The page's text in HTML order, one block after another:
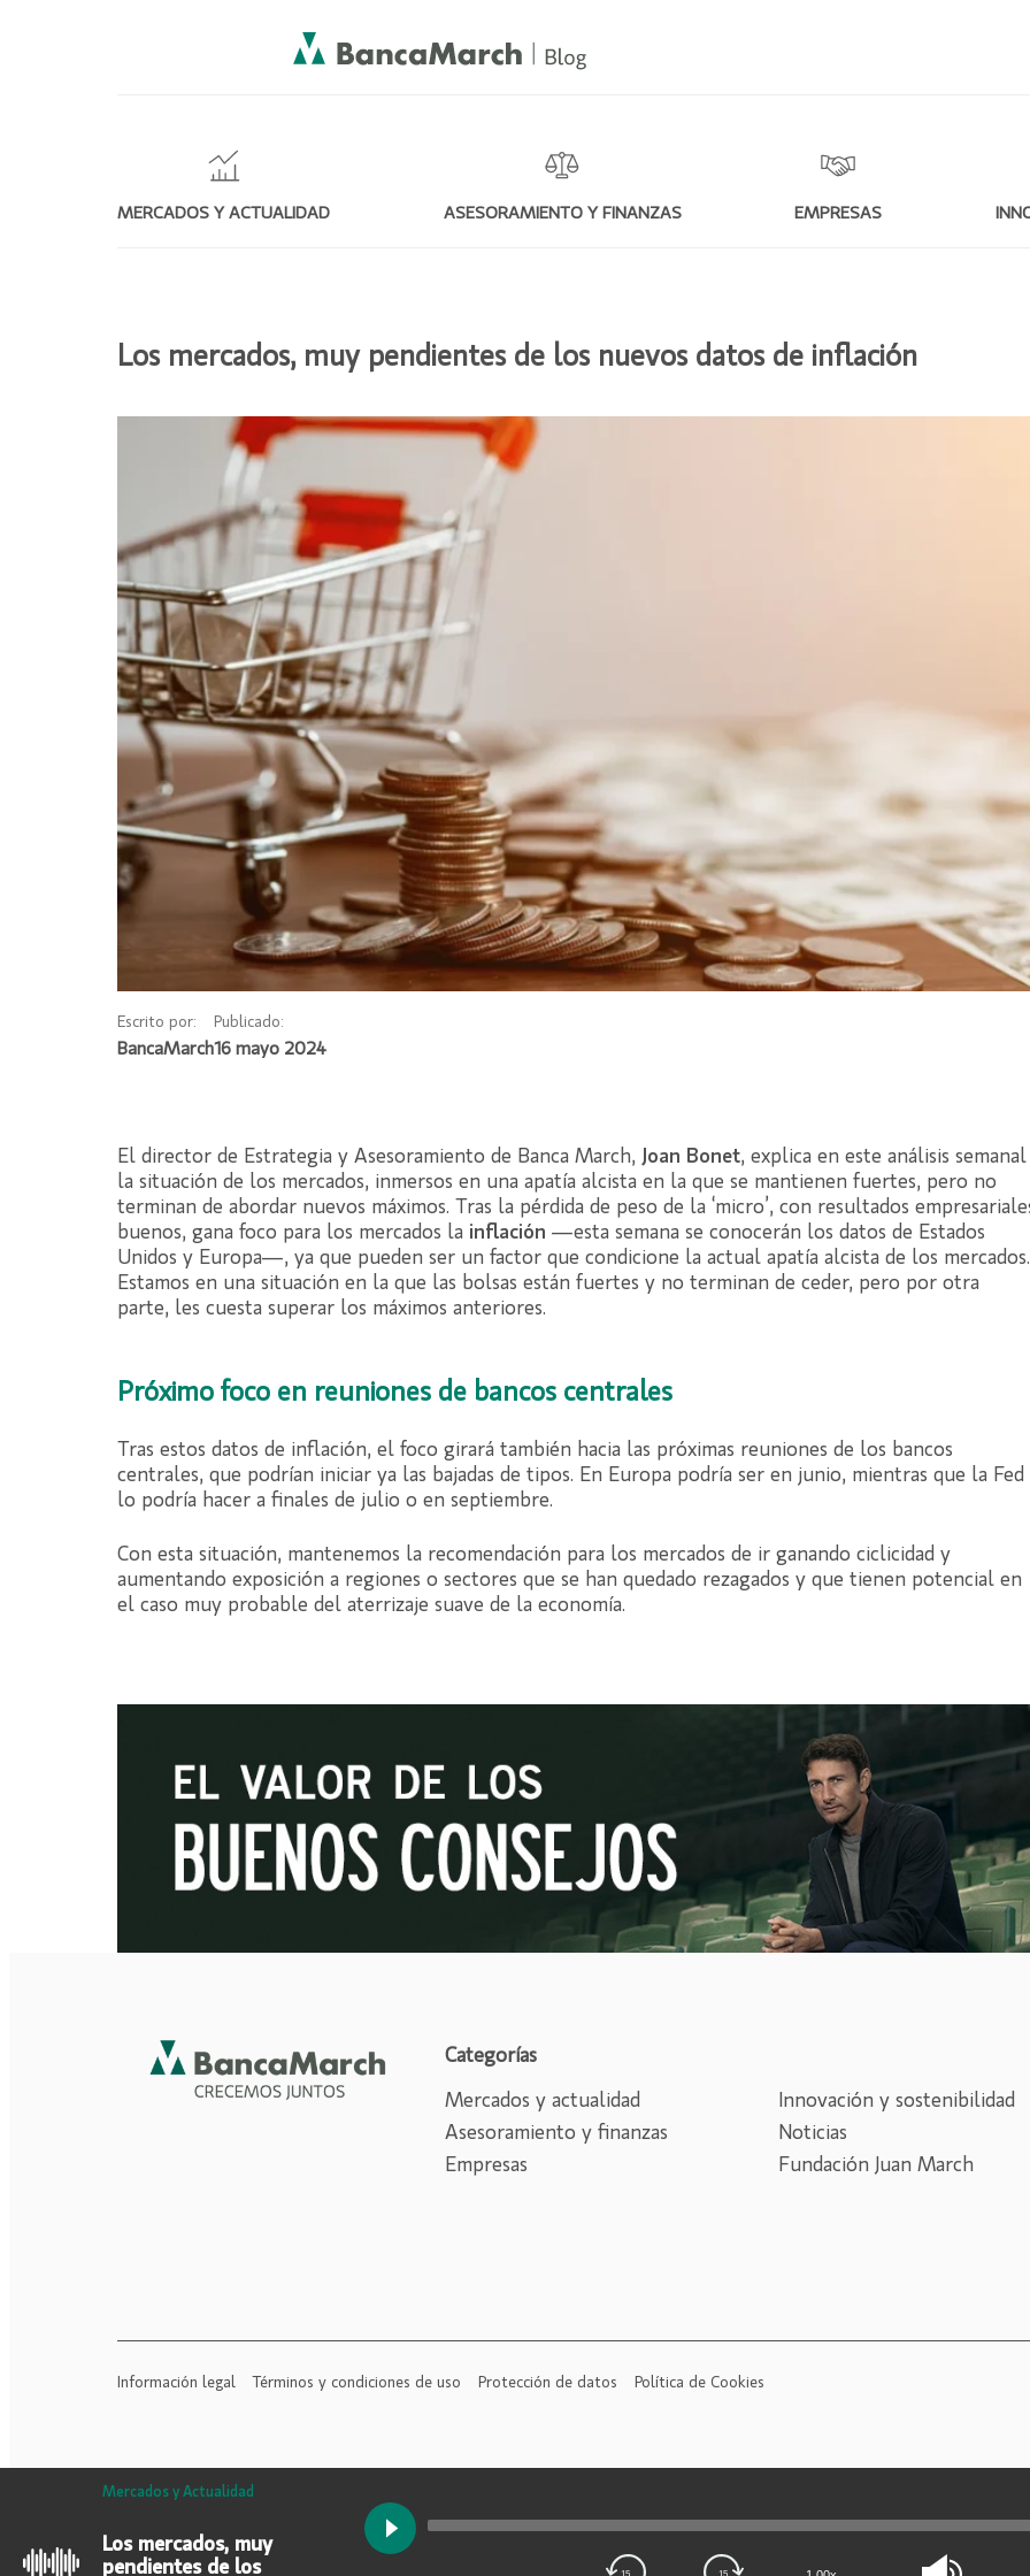
MERCADOS Y ACTUALIDAD ASESORAMIENTO Y FINANZAS EMPRESAS
Los mercados, muy pendientes de los nuevos datos de inflación
Escrito por:
BancaMarch
Publicado:
16 mayo 2024
El director de Estrategia y Asesoramiento de Banca March, Joan Bonet, explica en este análisis semanal
la situación de los mercados, inmersos en una apatía alcista en la que se mantienen fuertes, pero no
terminan de abordar nuevos máximos. Tras la pérdida de peso de la ‘micro’, con resultados
buenos, gana foco para los mercados la inflación —esta semana se conocerán los datos de Estados
Unidos y Europa—, ya que pueden ser un factor que condicione la actual apatía alcista de los mercados.
Estamos en una situación en la que las bolsas están fuertes y no terminan de ceder, pero por otra
parte, les cuesta superar los máximos anteriores.
Próximo foco en reuniones de bancos centrales
Tras estos datos de inflación, el foco girará también hacia las próximas reuniones de los bancos
centrales, que podrían iniciar ya las bajadas de tipos. En Europa podría ser en junio, mientras que la Fed
lo podría hacer a finales de julio o en septiembre.
Con esta situación, mantenemos la recomendación para los mercados de ir ganando ciclicidad y
aumentando exposición a regiones o sectores que se han quedado rezagados y que tienen potencial en
el caso muy probable del aterrizaje suave de la economía.
Mercados y Actualidad
Los mercados, muy
pendientes de los
Audio
Player
Categorías
Mercados y actualidad
Asesoramiento y finanzas
Empresas
Innovación y sostenibilidad
Noticias
Fundación Juan March
Información legal Términos y condiciones de uso Protección de datos Política de Cookies